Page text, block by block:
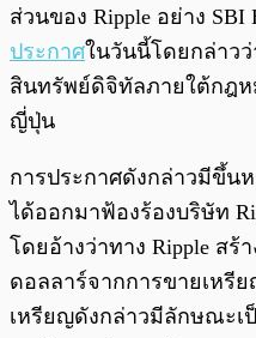
ส่วนของ Ripple อย่าง SBI
ประกาศในวันนี้โดยกล่าว
สินทรัพย์ดิจิทัลภายใต้กฎห
ญี่ปุ่น
การประกาศดังกล่าวมีขึ้น
ได้ออกมาฟ้องร้องบริษัท
โดยอ้างว่าทาง Ripple สร้
ดอลลาร์จากการขายเหรี
เหรียญดังกล่าวมีลักษณะเ